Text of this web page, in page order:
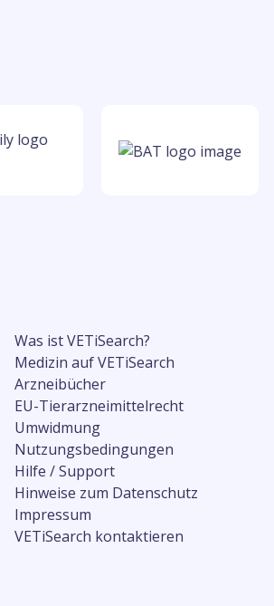
Was ist VETiSearch?
Medizin auf VETiSearch
Arzneibücher
EU-Tierarzneimittelrecht
Umwidmung
Nutzungsbedingungen
Hilfe / Support
Hinweise zum Datenschutz
Impressum
VETiSearch kontaktieren